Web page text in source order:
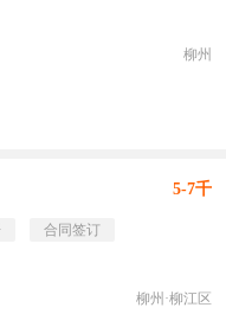
柳州
5-7千
合同签订
柳州·柳江区